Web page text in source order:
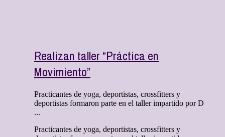
Realizan taller “Práctica en
Movimiento”
Practicantes de yoga, deportistas, crossfitters y
deportistas formaron parte en el taller impartido por D
...
Practicantes de yoga, deportistas, crossfitters y